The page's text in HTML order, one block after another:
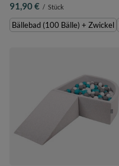
hellgrau:weiß/grau/minze, Bällebad
(100 Bälle) + Zwickel
91,90 € / Stück
Bällebad (100 Bälle) + Zwickel